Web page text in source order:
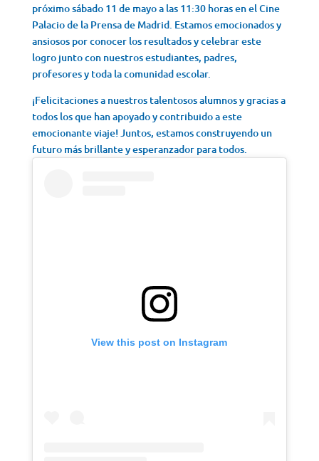
próximo sábado 11 de mayo a las 11:30 horas en el Cine
Palacio de la Prensa de Madrid. Estamos emocionados y
ansiosos por conocer los resultados y celebrar este
logro junto con nuestros estudiantes, padres,
profesores y toda la comunidad escolar.
¡Felicitaciones a nuestros talentosos alumnos y gracias a
todos los que han apoyado y contribuido a este
emocionante viaje! Juntos, estamos construyendo un
futuro más brillante y esperanzador para todos.
View this post on Instagram